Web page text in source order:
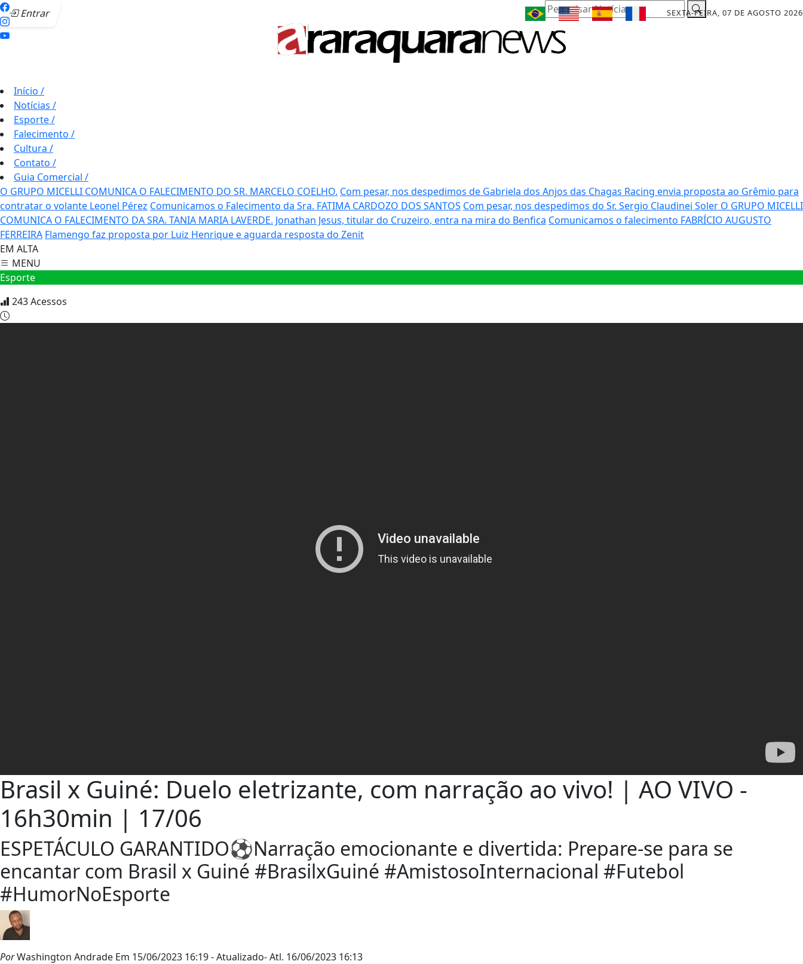
Entrar SEXTA-FEIRA, 07 DE AGOSTO 2026
Pesquisar Notícia
Início /
Notícias /
Esporte/
Falecimento /
Cultura /
Contato /
Guia Comercial /
O GRUPO MICELLI COMUNICA O FALECIMENTO DO SR. MARCELO COELHO. Com pesar, nos despedimos de Gabriela dos Anjos das Chagas Racing envia proposta ao Grêmio para
contratar o volante Leonel Pérez Comunicamos o Falecimento da Sra. FATIMA CARDOZO DOS SANTOS Com pesar, nos despedimos do Sr. Sergio Claudinei Soler O GRUPO MICELLI
COMUNICA O FALECIMENTO DA SRA. TANIA MARIA LAVERDE. Jonathan Jesus, titular do Cruzeiro, entra na mira do Benfica Comunicamos o falecimento FABRÍCIO AUGUSTO
FERREIRA Flamengo faz proposta por Luiz Henrique e aguarda resposta do Zenit
EM ALTA
MENU
Esporte
243Acessos
Brasil x Guiné: Duelo eletrizante, com narração ao vivo! | AO VIVO -
16h30min | 17/06
ESPETÁCULO GARANTIDO⚽️Narração emocionante e divertida: Prepare-se para se
encantar com Brasil x Guiné #BrasilxGuiné #AmistosoInternacional #Futebol
#HumorNoEsporte
PorWashington Andrade Em 15/06/2023 16:19- Atualizado- Atl. 16/06/2023 16:13